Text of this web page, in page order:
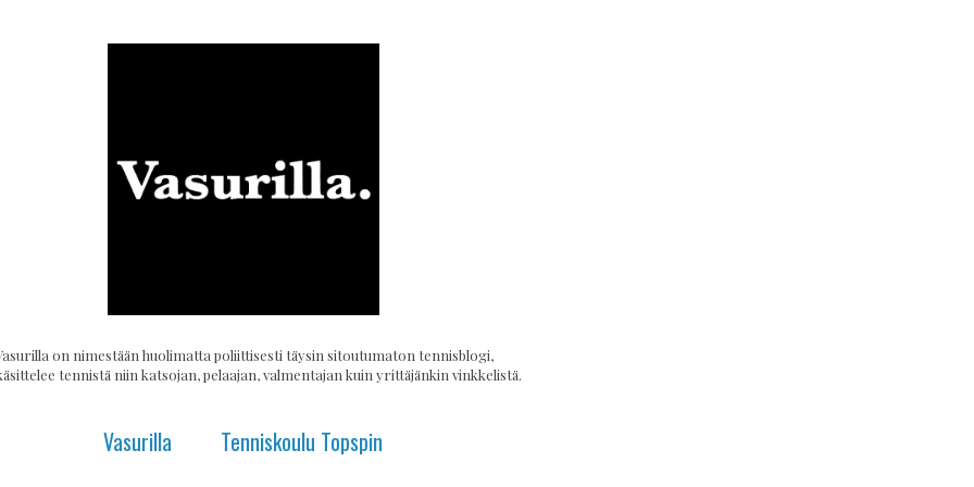
on nimestään huolimatta poliittisesti täysin sitoutumaton tennisblogi,
tennistä niin katsojan, pelaajan, valmentajan kuin yrittäjänkin vinkkelistä.
Vasurilla Tenniskoulu Topspin